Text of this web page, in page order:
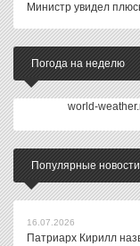
Министр увидел
Погода на неделю
world-
Популярные новости
16.07.2026
Патриарх Кирилл